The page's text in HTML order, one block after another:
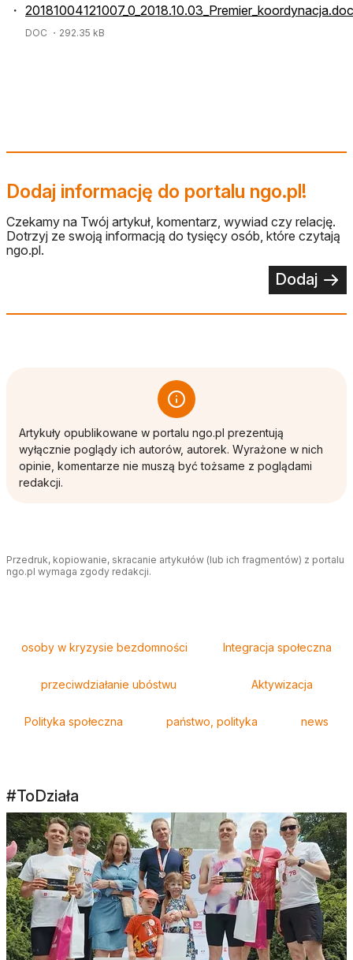
20181004121007_0_2018.10.03_Premier_koordynacja.doc
DOC ・292.35 kB
Dodaj informację do portalu ngo.pl!
Czekamy na Twój artykuł, komentarz, wywiad czy relację.
Dotrzyj ze swoją informacją do tysięcy osób, które czytają
ngo.pl.
Dodaj
Artykuły opublikowane w portalu ngo.pl prezentują
wyłącznie poglądy ich autorów, autorek. Wyrażone w nich
opinie, komentarze nie muszą być tożsame z poglądami
redakcji.
Przedruk, kopiowanie, skracanie artykułów (lub ich fragmentów) z portalu
ngo.pl wymaga zgody redakcji.
osoby w kryzysie bezdomności Integracja społeczna
przeciwdziałanie ubóstwu Aktywizacja
Polityka społeczna państwo, polityka news
#ToDziała